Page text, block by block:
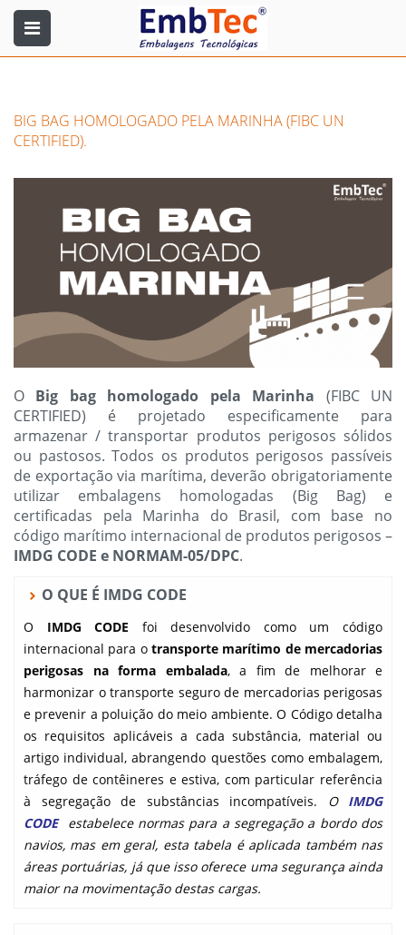
BIG BAG HOMOLOGADO PELA MARINHA (FIBC UN
CERTIFIED).
O Big bag homologado pela Marinha (FIBC UN
CERTIFIED) é projetado especificamente para
armazenar / transportar produtos perigosos sólidos
ou pastosos. Todos os produtos perigosos passíveis
de exportação via marítima, deverão obrigatoriamente
utilizar embalagens homologadas (Big Bag) e
certificadas pela Marinha do Brasil, com base no
código marítimo internacional de produtos perigosos –
IMDG CODE e NORMAM-05/DPC.
O QUE É IMDG CODE
O IMDG CODE foi desenvolvido como um código
internacional para o transporte marítimo de mercadorias
perigosas na forma embalada, a fim de melhorar e
harmonizar o transporte seguro de mercadorias perigosas
e prevenir a poluição do meio ambiente. O Código detalha
os requisitos aplicáveis a cada substância, material ou
artigo individual, abrangendo questões como embalagem,
tráfego de contêineres e estiva, com particular referência
à segregação de substâncias incompatíveis. O IMDG
CODE
estabelece normas para a segregação a bordo dos
navios, mas em geral, esta tabela é aplicada também nas
áreas portuárias, já que isso oferece uma segurança ainda
maior na movimentação destas cargas.